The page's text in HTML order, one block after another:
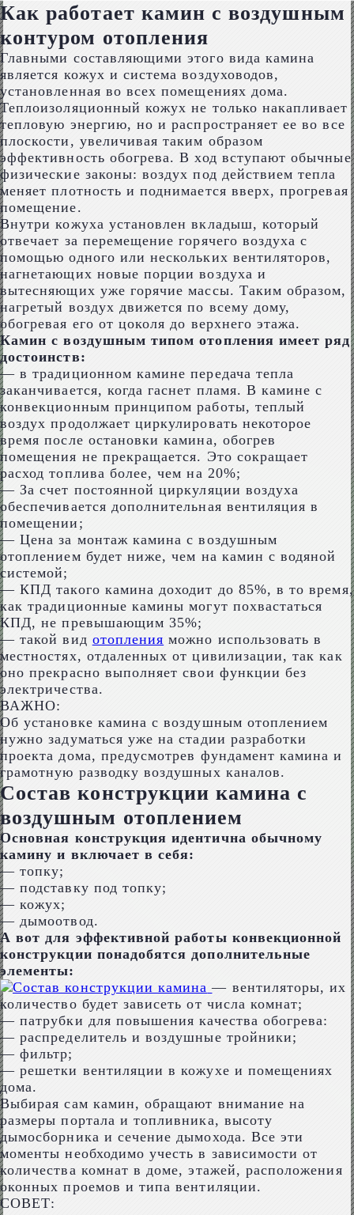
Как работает камин с воздушным
контуром отопления
Главными составляющими этого вида камина
является кожух и система воздуховодов,
установленная во всех помещениях дома.
Теплоизоляционный кожух не только накапливает
тепловую энергию, но и распространяет ее во все
плоскости, увеличивая таким образом
эффективность обогрева. В ход вступают обычные
физические законы: воздух под действием тепла
меняет плотность и поднимается вверх, прогревая
помещение.
Внутри кожуха установлен вкладыш, который
отвечает за перемещение горячего воздуха с
помощью одного или нескольких вентиляторов,
нагнетающих новые порции воздуха и
вытесняющих уже горячие массы. Таким образом,
нагретый воздух движется по всему дому,
обогревая его от цоколя до верхнего этажа.
Камин с воздушным типом отопления имеет ряд
достоинств:
— в традиционном камине передача тепла
заканчивается, когда гаснет пламя. В камине с
конвекционным принципом работы, теплый
воздух продолжает циркулировать некоторое
время после остановки камина, обогрев
помещения не прекращается. Это сокращает
расход топлива более, чем на 20%;
— За счет постоянной циркуляции воздуха
обеспечивается дополнительная вентиляция в
помещении;
— Цена за монтаж камина с воздушным
отоплением будет ниже, чем на камин с водяной
системой;
— КПД такого камина доходит до 85%, в то время,
как традиционные камины могут похвастаться
КПД, не превышающим 35%;
— такой вид отопления можно использовать в
местностях, отдаленных от цивилизации, так как
оно прекрасно выполняет свои функции без
электричества.
ВАЖНО:
Об установке камина с воздушным отоплением
нужно задуматься уже на стадии разработки
проекта дома, предусмотрев фундамент камина и
грамотную разводку воздушных каналов.
Состав конструкции камина с
воздушным отоплением
Основная конструкция идентична обычному
камину и включает в себя:
— топку;
— подставку под топку;
— кожух;
— дымоотвод.
А вот для эффективной работы конвекционной
конструкции понадобятся дополнительные
элементы:
— вентиляторы, их
количество будет зависеть от числа комнат;
— патрубки для повышения качества обогрева:
— распределитель и воздушные тройники;
— фильтр;
— решетки вентиляции в кожухе и помещениях
дома.
Выбирая сам камин, обращают внимание на
размеры портала и топливника, высоту
дымосборника и сечение дымохода. Все эти
моменты необходимо учесть в зависимости от
количества комнат в доме, этажей, расположения
оконных проемов и типа вентиляции.
СОВЕТ: